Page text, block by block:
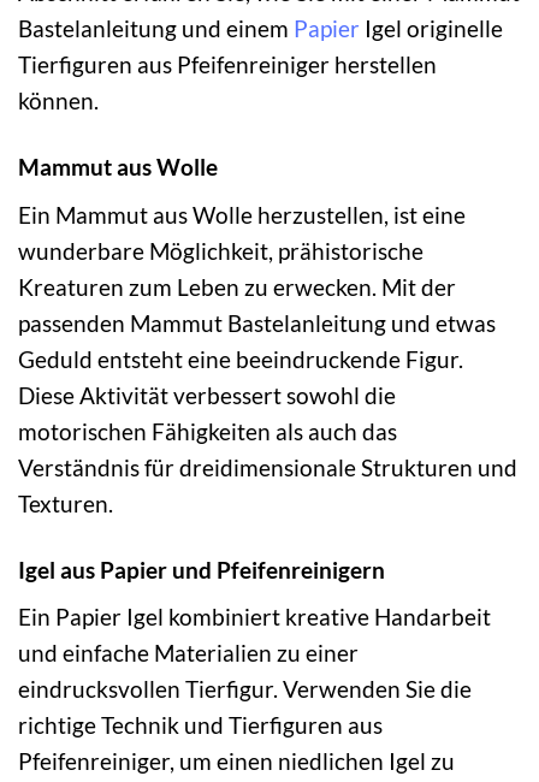
Bastelanleitung und einem Papier Igel originelle
Tierfiguren aus Pfeifenreiniger herstellen
können.
Mammut aus Wolle
Ein Mammut aus Wolle herzustellen, ist eine
wunderbare Möglichkeit, prähistorische
Kreaturen zum Leben zu erwecken. Mit der
passenden Mammut Bastelanleitung und etwas
Geduld entsteht eine beeindruckende Figur.
Diese Aktivität verbessert sowohl die
motorischen Fähigkeiten als auch das
Verständnis für dreidimensionale Strukturen und
Texturen.
Igel aus Papier und Pfeifenreinigern
Ein Papier Igel kombiniert kreative Handarbeit
und einfache Materialien zu einer
eindrucksvollen Tierfigur. Verwenden Sie die
richtige Technik und Tierfiguren aus
Pfeifenreiniger, um einen niedlichen Igel zu